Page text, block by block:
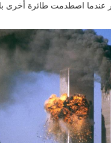
عندما اصطدمت طائرة أخرى